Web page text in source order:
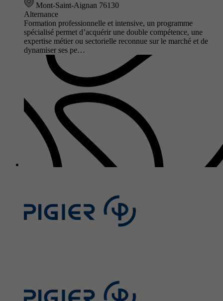
Mont-Saint-Aignan 76130
Alternance
Formation professionnelle et intensive, un programme
spécialisé permet d’acquérir une double compétence, une
expertise métier ou sectorielle reconnue sur le marché et de
dynamiser ses pe…